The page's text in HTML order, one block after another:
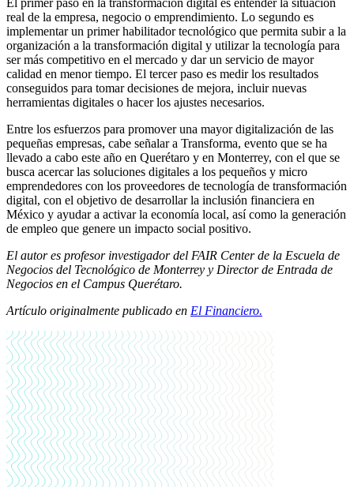
El primer paso en la transformación digital es entender la situación
real de la empresa, negocio o emprendimiento. Lo segundo es
implementar un primer habilitador tecnológico que permita subir a la
organización a la transformación digital y utilizar la tecnología para
ser más competitivo en el mercado y dar un servicio de mayor
calidad en menor tiempo. El tercer paso es medir los resultados
conseguidos para tomar decisiones de mejora, incluir nuevas
herramientas digitales o hacer los ajustes necesarios.
Entre los esfuerzos para promover una mayor digitalización de las
pequeñas empresas, cabe señalar a Transforma, evento que se ha
llevado a cabo este año en Querétaro y en Monterrey, con el que se
busca acercar las soluciones digitales a los pequeños y micro
emprendedores con los proveedores de tecnología de transformación
digital, con el objetivo de desarrollar la inclusión financiera en
México y ayudar a activar la economía local, así como la generación
de empleo que genere un impacto social positivo.
El autor es profesor investigador del FAIR Center de la Escuela de
Negocios del Tecnológico de Monterrey y Director de Entrada de
Negocios en el Campus Querétaro.
Artículo originalmente publicado en El Financiero.